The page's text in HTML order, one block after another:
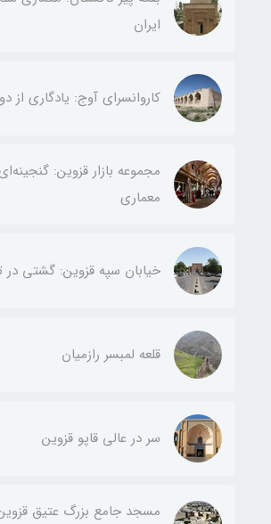
ایران
کاروانسرای آوج: یادگاری از
مجموعه بازار قزوین:
معماری
خیابان سپه قزوین: گشتی در
قلعه لمبسر رازمیان
سر در عالی قاپو قزوین
مسجد جامع بزرگ عتیق